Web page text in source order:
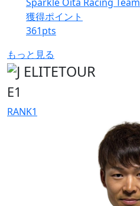
獲得ポイント
361pts
もっと見る
E1
RANK1